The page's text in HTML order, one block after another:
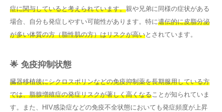
症に関与していると考えられています。親や兄弟に同様の症状がある
場合、自分も発症しやすい可能性があります。特に遺伝的に皮脂分泌
が多い体質の方（脂性肌の方）はリスクが高いとされています。
🌟 免疫抑制状態
臓器移植後にシクロスポリンなどの免疫抑制薬を長期服用している方
では、脂腺増殖症の発症リスクが著しく高くなる ことが知られていま
す。また、HIV感染症などの免疫不全状態においても発症頻度が上昇